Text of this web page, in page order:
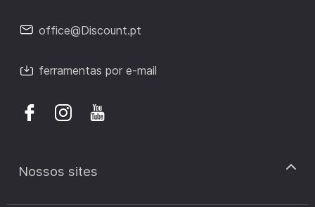
office@Discount.pt
ferramentas por e-mail
Nossos sites